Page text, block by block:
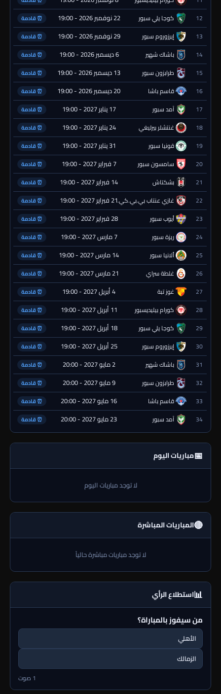
12 كوجا يلي سبور 22 نوفمبر 2026 - 19:00 ⏰ قادمة
13 إيرزوروم سبور 29 نوفمبر 2026 - 19:00 ⏰ قادمة
14 باشاك شهير 6 ديسمبر 2026 - 19:00 ⏰ قادمة
15 طرابزون سبور 13 ديسمبر 2026 - 19:00 ⏰ قادمة
16 قاسم باشا 20 ديسمبر 2026 - 19:00 ⏰ قادمة
17 آمد سبور 17 يناير 2027 - 19:00 ⏰ قادمة
18 غنتشلر بيرليغي 24 يناير 2027 - 19:00 ⏰ قادمة
19 قونيا سبور 31 يناير 2027 - 19:00 ⏰ قادمة
20 سامسون سبور 7 فبراير 2027 - 19:00 ⏰ قادمة
21 بشكتاش 14 فبراير 2027 - 19:00 ⏰ قادمة
22 غازي عنتاب بي.بي.كي.21 فبراير 2027 - 19:00 ⏰ قادمة
23 أيوب سبور 28 فبراير 2027 - 19:00 ⏰ قادمة
24 ريزة سبور 7 مارس 2027 - 19:00 ⏰ قادمة
25 ألانيا سبور 14 مارس 2027 - 19:00 ⏰ قادمة
26 غلطة سراي 21 مارس 2027 - 19:00 ⏰ قادمة
27 غوز تبة 4 أبريل 2027 - 19:00 ⏰ قادمة
28 كورام بيليديسبور 11 أبريل 2027 - 19:00 ⏰ قادمة
29 كوجا يلي سبور 18 أبريل 2027 - 19:00 ⏰ قادمة
30 إيرزوروم سبور 25 أبريل 2027 - 19:00 ⏰ قادمة
31 باشاك شهير 2 مايو 2027 - 20:00 ⏰ قادمة
32 طرابزون سبور 9 مايو 2027 - 20:00 ⏰ قادمة
33 قاسم باشا 16 مايو 2027 - 20:00 ⏰ قادمة
34 آمد سبور 23 مايو 2027 - 20:00 ⏰ قادمة
📅مباريات اليوم
لا توجد مباريات اليوم
🔴المباريات المباشرة
لا توجد مباريات مباشرة حالياً
📊استطلاع الرأي
من سيفوز بالمباراة؟
الأهلي
الزمالك
1 صوت